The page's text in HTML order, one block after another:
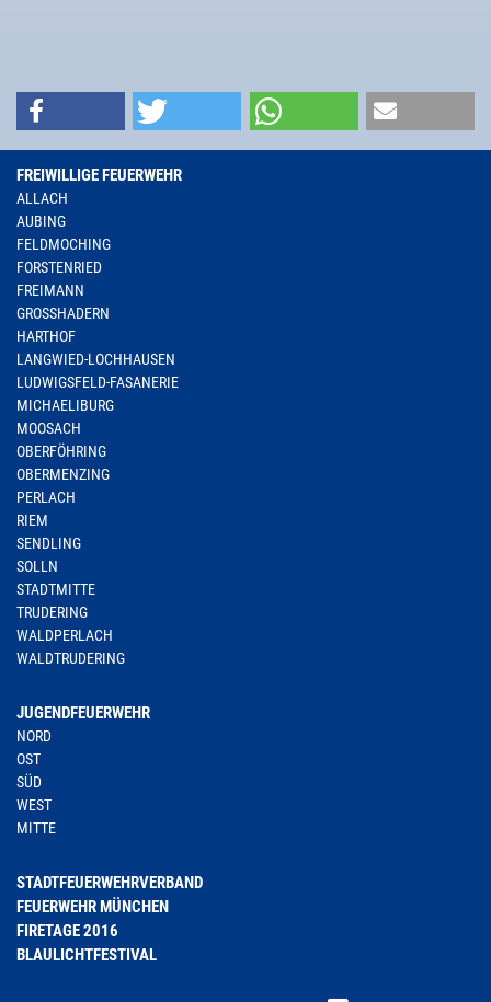
FREIWILLIGE FEUERWEHR
ALLACH
AUBING
FELDMOCHING
FORSTENRIED
FREIMANN
GROSSHADERN
HARTHOF
LANGWIED-LOCHHAUSEN
LUDWIGSFELD-FASANERIE
MICHAELIBURG
MOOSACH
OBERFÖHRING
OBERMENZING
PERLACH
RIEM
SENDLING
SOLLN
STADTMITTE
TRUDERING
WALDPERLACH
WALDTRUDERING
JUGENDFEUERWEHR
NORD
OST
SÜD
WEST
MITTE
STADTFEUERWEHRVERBAND
FEUERWEHR MÜNCHEN
FIRETAGE 2016
BLAULICHTFESTIVAL